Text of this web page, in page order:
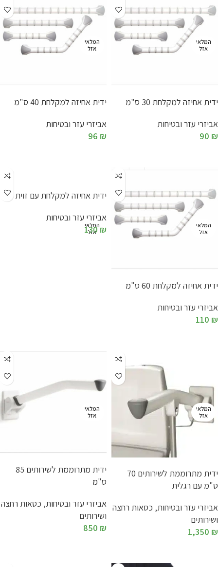
המלאי
אזל
ידית אחיזה למקלחת 30 ס"מ
אביזרי עזר ובטיחות
90 ₪
המלאי
אזל
ידית אחיזה למקלחת 40 ס"מ
אביזרי עזר ובטיחות
96 ₪
המלאי
אזל
ידית אחיזה למקלחת 60 ס"מ
אביזרי עזר ובטיחות
110 ₪
המלאי
אזל
ידית אחיזה למקלחת עם זוית
אביזרי עזר ובטיחות
130₪
המלאי
אזל
ידית מתרוממת לשירותים 70
ס"מ עם רגלית
אביזרי עזר ובטיחות, כסאות רחצה
ושירותים
1,350 ₪
המלאי
אזל
ידית מתרוממת לשירותים 85
ס"מ
אביזרי עזר ובטיחות, כסאות רחצה
ושירותים
850 ₪